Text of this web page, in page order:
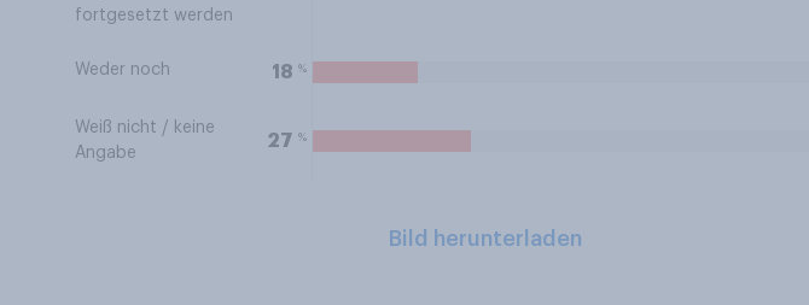
fortgesetzt werden
Weder noch 18 %
Weiß nicht / keine
Angabe
27 %
Bild herunterladen